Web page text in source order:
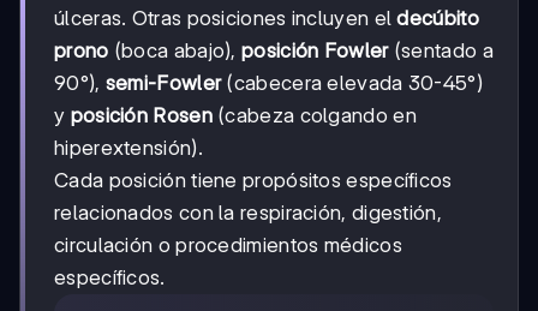
úlceras. Otras posiciones incluyen eldecúbito
prono (boca abajo), posición Fowler(sentado a
90°), semi-Fowler(cabecera elevada 30-45°)
y posición Rosen(cabeza colgando en
hiperextensión).
Cada posición tiene propósitos específicos
relacionados con la respiración, digestión,
circulación o procedimientos médicos
específicos.